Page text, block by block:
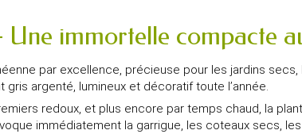
immortelle compacte
par excellence, précieuse pour les jardins
argenté, lumineux et décoratif toute l’année.
redoux, et plus encore par temps chaud, la
immédiatement la garrigue, les coteaux secs,